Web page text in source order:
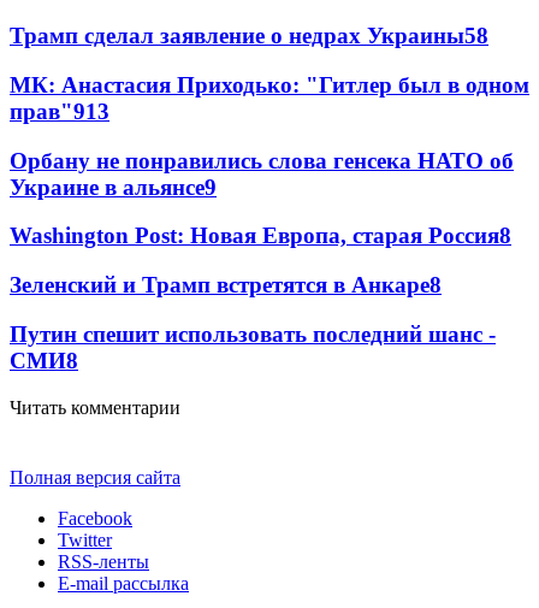
Трамп сделал заявление о недрах Украины58
МК: Анастасия Приходько: "Гитлер был в одном
прав"913
Орбану не понравились слова генсека НАТО об
Украине в альянсе9
Washington Post: Новая Европа, старая Россия8
Зеленский и Трамп встретятся в Анкаре8
Путин спешит использовать последний шанс -
СМИ8
Читать комментарии
Полная версия сайта
Facebook
Twitter
RSS-ленты
E-mail рассылка